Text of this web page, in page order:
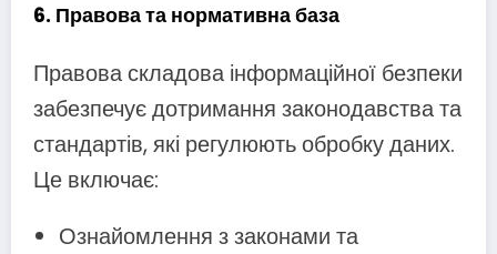
6. Правова та нормативна база
Правова складова інформаційної безпеки
забезпечує дотримання законодавства та
стандартів, які регулюють обробку даних.
Це включає:
Ознайомлення з законами та